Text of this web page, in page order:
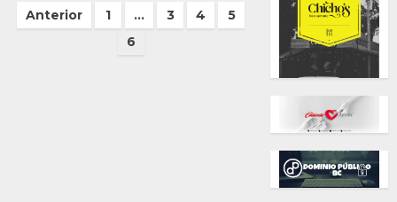
Paginación
Anterior 1 … 3 4
5
6